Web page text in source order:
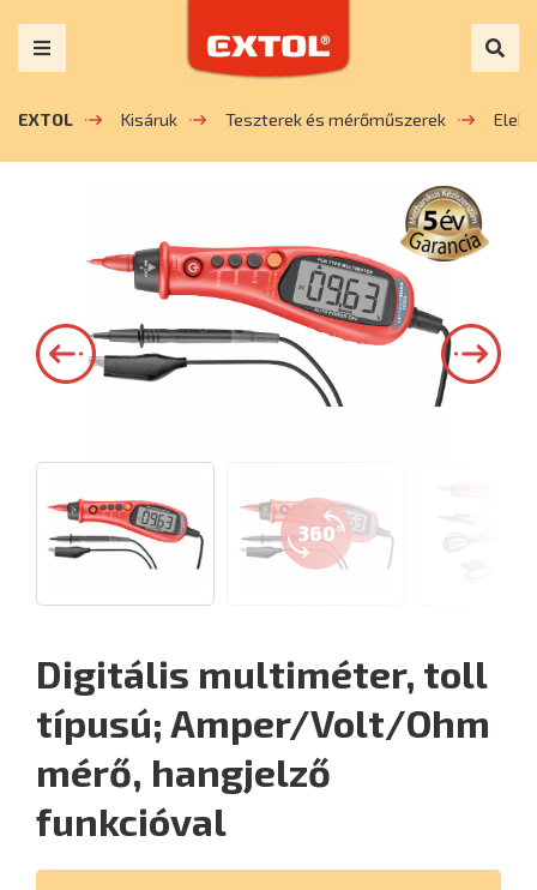
EXTOL Kisáruk Teszterek és mérőműszerek
360°
Digitális multiméter, toll
típusú; Amper/Volt/Ohm
mérő, hangjelző
funkcióval